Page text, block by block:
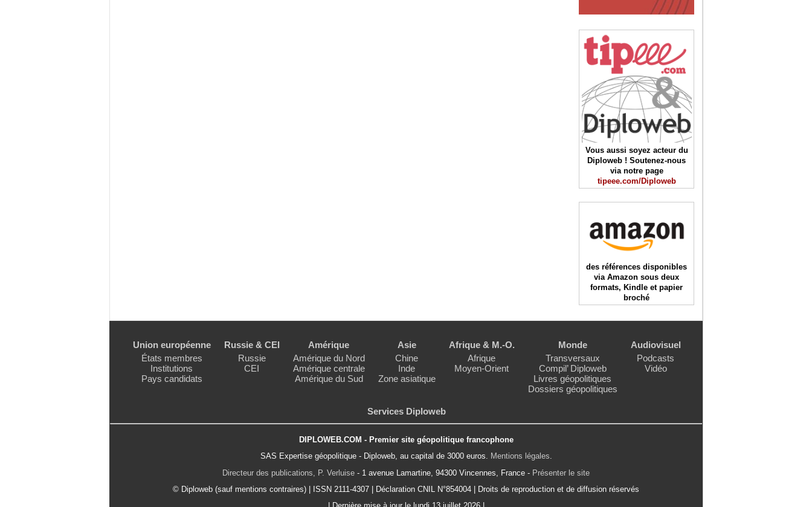
Vous aussi soyez acteur du
Diploweb ! Soutenez-nous
via notre page
tipeee.com/Diploweb
des références disponibles
via Amazon sous deux
formats, Kindle et papier
broché
Union européenne
États membres
Institutions
Pays candidats
Russie & CEI
Russie
CEI
Amérique
Amérique du Nord
Amérique centrale
Amérique du Sud
Asie
Chine
Inde
Zone asiatique
Afrique & M.-O.
Afrique
Moyen-Orient
Monde
Transversaux
Compil’ Diploweb
Livres géopolitiques
Dossiers géopolitiques
Audiovisuel
Podcasts
Vidéo
Services Diploweb
DIPLOWEB.COM - Premier site géopolitique francophone
SAS Expertise géopolitique - Diploweb, au capital de 3000 euros. Mentions légales.
Directeur des publications, P. Verluise - 1 avenue Lamartine, 94300 Vincennes, France - Présenter le site
© Diploweb (sauf mentions contraires) | ISSN 2111-4307 | Déclaration CNIL N°854004 | Droits de reproduction et de diffusion réservés